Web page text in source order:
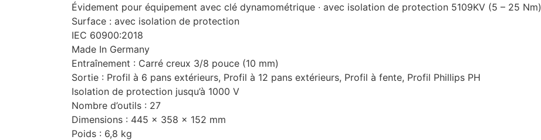
Évidement pour équipement avec clé dynamométrique ∙ avec isolation de protection 5109KV (5 – 25 Nm)
Surface : avec isolation de protection
IEC 60900:2018
Made In Germany
Entraînement : Carré creux 3/8 pouce (10 mm)
Sortie : Profil à 6 pans extérieurs, Profil à 12 pans extérieurs, Profil à fente, Profil Phillips PH
Isolation de protection jusqu’à 1000 V
Nombre d’outils : 27
Dimensions : 445 x 358 x 152 mm
Poids : 6,8 kg